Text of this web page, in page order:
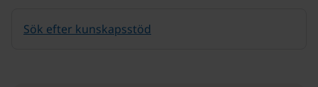
Sök efter kunskapsstöd